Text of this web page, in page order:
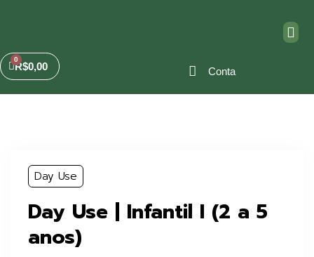
R$0,00 Conta
Day Use
Day Use | Infantil I (2 a 5
anos)